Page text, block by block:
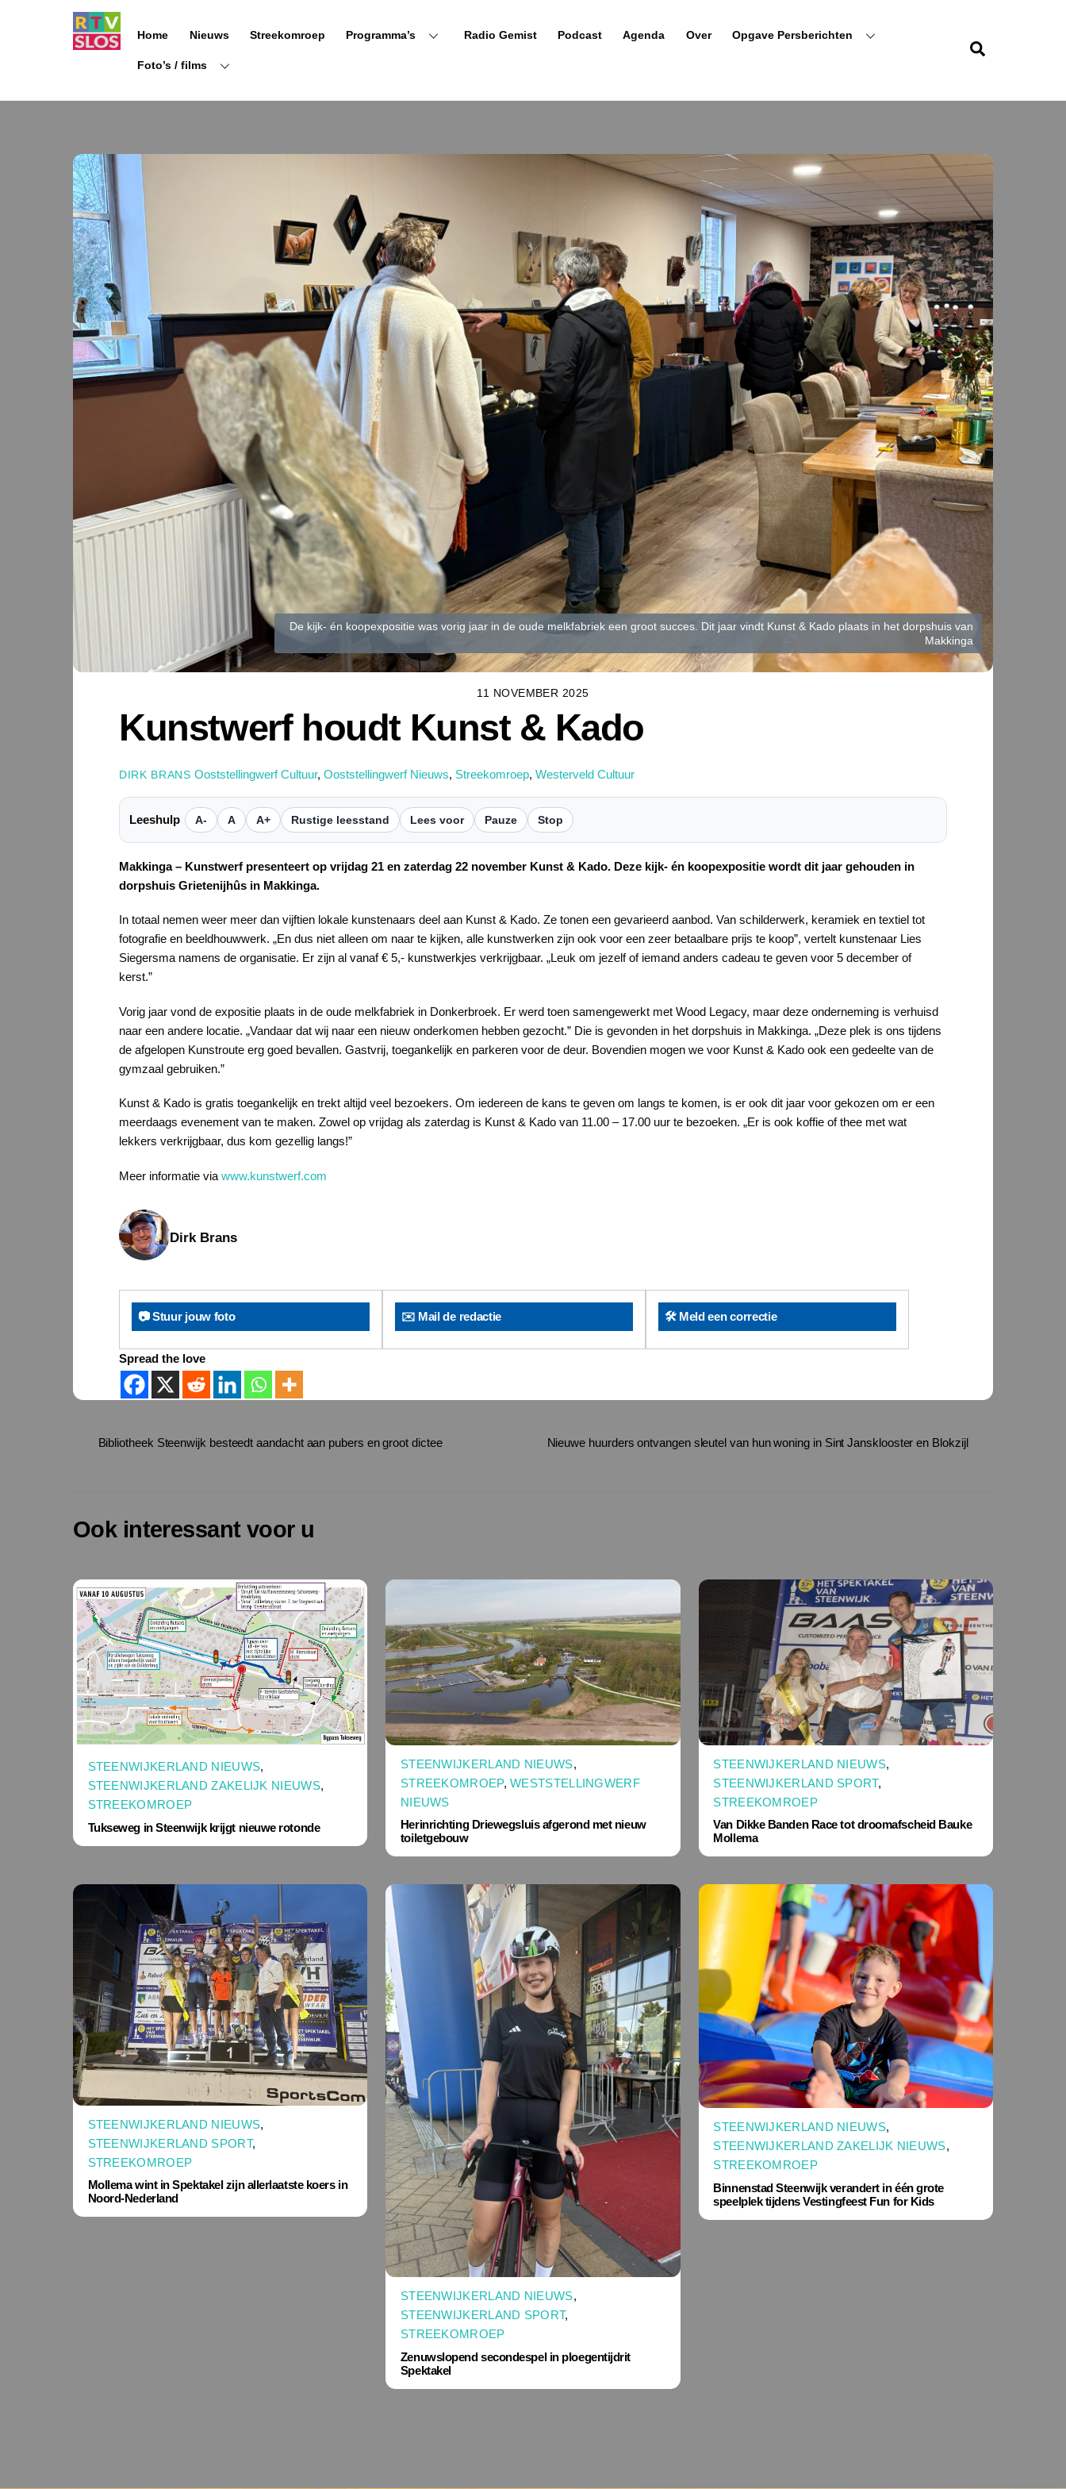
Home Nieuws Streekomroep Programma’s Radio Gemist Podcast Agenda Over Opgave Persberichten
Foto’s / films
De kijk- én koopexpositie was vorig jaar in de oude melkfabriek een groot succes. Dit jaar vindt Kunst & Kado plaats in het dorpshuis van
Makkinga
11 NOVEMBER 2025
Kunstwerf houdt Kunst & Kado
DIRK BRANS Ooststellingwerf Cultuur, Ooststellingwerf Nieuws, Streekomroep, Westerveld Cultuur
Leeshulp A- A A+ Rustige leesstand Lees voor Pauze Stop
Makkinga – Kunstwerf presenteert op vrijdag 21 en zaterdag 22 november Kunst & Kado. Deze kijk- én koopexpositie wordt dit jaar gehouden in
dorpshuis Grietenijhûs in Makkinga.
In totaal nemen weer meer dan vijftien lokale kunstenaars deel aan Kunst & Kado. Ze tonen een gevarieerd aanbod. Van schilderwerk, keramiek en textiel tot
fotografie en beeldhouwwerk. „En dus niet alleen om naar te kijken, alle kunstwerken zijn ook voor een zeer betaalbare prijs te koop”, vertelt kunstenaar Lies
Siegersma namens de organisatie. Er zijn al vanaf € 5,- kunstwerkjes verkrijgbaar. „Leuk om jezelf of iemand anders cadeau te geven voor 5 december of
kerst.”
Vorig jaar vond de expositie plaats in de oude melkfabriek in Donkerbroek. Er werd toen samengewerkt met Wood Legacy, maar deze onderneming is verhuisd
naar een andere locatie. „Vandaar dat wij naar een nieuw onderkomen hebben gezocht.” Die is gevonden in het dorpshuis in Makkinga. „Deze plek is ons tijdens
de afgelopen Kunstroute erg goed bevallen. Gastvrij, toegankelijk en parkeren voor de deur. Bovendien mogen we voor Kunst & Kado ook een gedeelte van de
gymzaal gebruiken.”
Kunst & Kado is gratis toegankelijk en trekt altijd veel bezoekers. Om iedereen de kans te geven om langs te komen, is er ook dit jaar voor gekozen om er een
meerdaags evenement van te maken. Zowel op vrijdag als zaterdag is Kunst & Kado van 11.00 – 17.00 uur te bezoeken. „Er is ook koffie of thee met wat
lekkers verkrijgbaar, dus kom gezellig langs!”
Meer informatie via www.kunstwerf.com
Dirk Brans
📷 Stuur jouw foto ✉️ Mail de redactie 🛠️ Meld een correctie
Spread the love
Bibliotheek Steenwijk besteedt aandacht aan pubers en groot dictee Nieuwe huurders ontvangen sleutel van hun woning in Sint Jansklooster en Blokzijl
Ook interessant voor u
STEENWIJKERLAND NIEUWS,
STEENWIJKERLAND ZAKELIJK NIEUWS,
STREEKOMROEP
Tukseweg in Steenwijk krijgt nieuwe rotonde
STEENWIJKERLAND NIEUWS,
STREEKOMROEP,WESTSTELLINGWERF
NIEUWS
Herinrichting Driewegsluis afgerond met nieuw
toiletgebouw
STEENWIJKERLAND NIEUWS,
STEENWIJKERLAND SPORT,
STREEKOMROEP
Van Dikke Banden Race tot droomafscheid Bauke
Mollema
STEENWIJKERLAND NIEUWS,
STEENWIJKERLAND SPORT,
STREEKOMROEP
Mollema wint in Spektakel zijn allerlaatste koers in
Noord-Nederland
STEENWIJKERLAND NIEUWS,
STEENWIJKERLAND SPORT,
STREEKOMROEP
Zenuwslopend secondespel in ploegentijdrit
Spektakel
STEENWIJKERLAND NIEUWS,
STEENWIJKERLAND ZAKELIJK NIEUWS,
STREEKOMROEP
Binnenstad Steenwijk verandert in één grote
speelplek tijdens Vestingfeest Fun for Kids